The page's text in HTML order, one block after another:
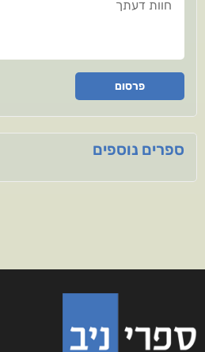
פרסום
ספרים נוספים